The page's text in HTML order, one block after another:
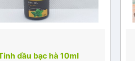
dầu bạc hà 10ml